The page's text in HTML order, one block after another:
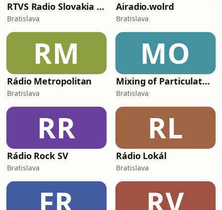
RTVS Radio Slovakia Int.
Bratislava
Airadio.wolrd
Bratislava
RM
Rádio Metropolitan
Bratislava
MO
Mixing of Particulate Solids Radio 1
Bratislava
RR
Rádio Rock SV
Bratislava
RL
Rádio Lokál
Bratislava
FR RV